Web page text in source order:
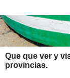
Que que ver y
provincias.